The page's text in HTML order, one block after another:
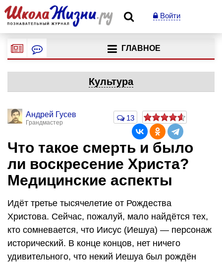
Войти
ГЛАВНОЕ
Культура
Андрей Гусев
Грандмастер
13
Что такое смерть и было
ли воскресение Христа?
Медицинские аспекты
Идёт третье тысячелетие от Рождества
Христова. Сейчас, пожалуй, мало найдётся тех,
кто сомневается, что Иисус (Иешуа) — персонаж
исторический. В конце концов, нет ничего
удивительного, что некий Иешуа был рождён